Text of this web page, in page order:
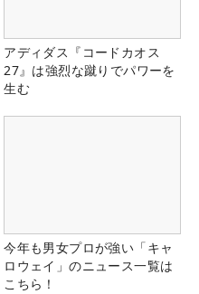
アディダス『コードカオス
27』は強烈な蹴りでパワーを
生む
今年も男女プロが強い「キャ
ロウェイ」のニュース一覧は
こちら！